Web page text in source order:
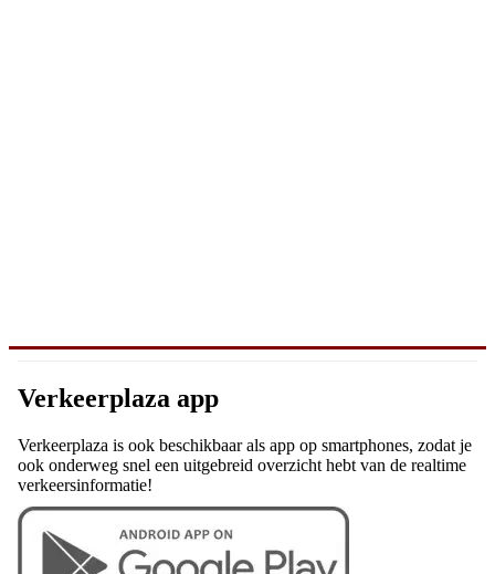
Verkeerplaza app
Verkeerplaza is ook beschikbaar als app op smartphones, zodat je
ook onderweg snel een uitgebreid overzicht hebt van de realtime
verkeersinformatie!